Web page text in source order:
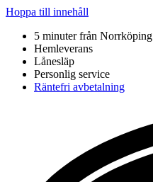
Hoppa till innehåll
5 minuter från Norrköping
Hemleverans
Lånesläp
Personlig service
Räntefri avbetalning